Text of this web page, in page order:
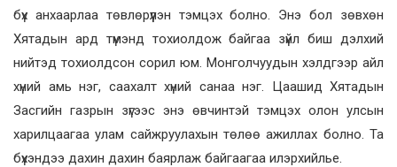
бүх анхаарлаа төвлөрүүлэн тэмцэх болно. Энэ бол зөвхөн
Хятадын ард түмэнд тохиолдож байгаа зүйл биш дэлхий
нийтэд тохиолдсон сорил юм. Монголчуудын хэлдгээр айл
хүний амь нэг, саахалт хүний санаа нэг. Цаашид Хятадын
Засгийн газрын зүгээс энэ өвчинтэй тэмцэх олон улсын
харилцаагаа улам сайжруулахын төлөө ажиллах болно. Та
бүхэндээ дахин дахин баярлаж байгаагаа илэрхийлье.